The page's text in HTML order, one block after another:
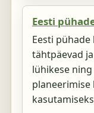
Eesti
Eesti
tähtpäevad
lühikese
planeerimise